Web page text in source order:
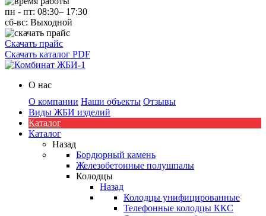
пн - пт: 08:30– 17:30
сб-вс: Выходной
Скачать прайс
Скачать каталог PDF
О нас
О компании Наши объекты Отзывы
Виды ЖБИ изделий
Каталог
Каталог
Назад
Бордюрный камень
Железобетонные полушпалы
Колодцы
Назад
Колодцы унифицированные
Телефонные колодцы ККС